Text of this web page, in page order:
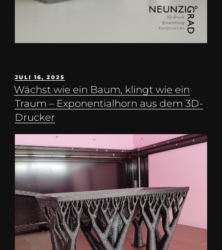
JULI 16, 2025
Wächst wie ein Baum, klingt wie ein
Traum – Exponentialhorn aus dem 3D-
Drucker